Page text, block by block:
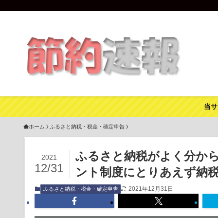
当
ホーム ふるさと納税・税金・確定申告
ふるさと納税がよく分か
ント制度にとりあえず納
2021
12/31
ふるさと納税・税金・確定申告 2021年12月31日